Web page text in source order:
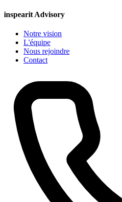
inspearit Advisory
Notre vision
L'équipe
Nous rejoindre
Contact